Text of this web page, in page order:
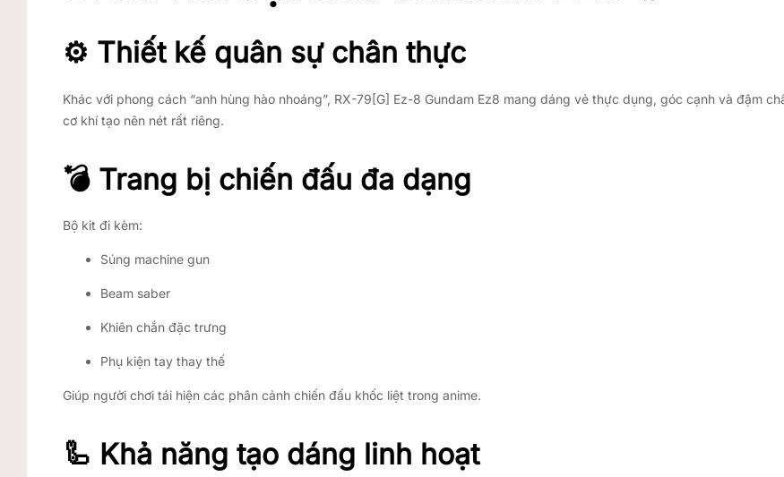
⚙️ Thiết kế quân sự chân thực
Khác với phong cách “anh hùng hào nhoáng”, RX-79 [G] Ez-8 Gundam Ez8 mang dáng vẻ thực dụng, góc cạnh và đậm
cơ khí tạo nên nét rất riêng.
💣 Trang bị chiến đấu đa dạng
Bộ kit đi kèm:
Súng machine gun
Beam saber
Khiên chắn đặc trưng
Phụ kiện tay thay thế
Giúp người chơi tái hiện các phân cảnh chiến đấu khốc liệt trong anime.
🦾 Khả năng tạo dáng linh hoạt